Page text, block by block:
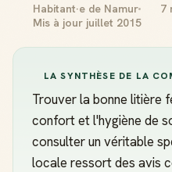
Habitant·e de Namur
7
Mis à jour juillet 2015
LA SYNTHÈSE DE LA
Trouver la bonne litière
confort et l'hygiène de
consulter un véritable
locale ressort des avis